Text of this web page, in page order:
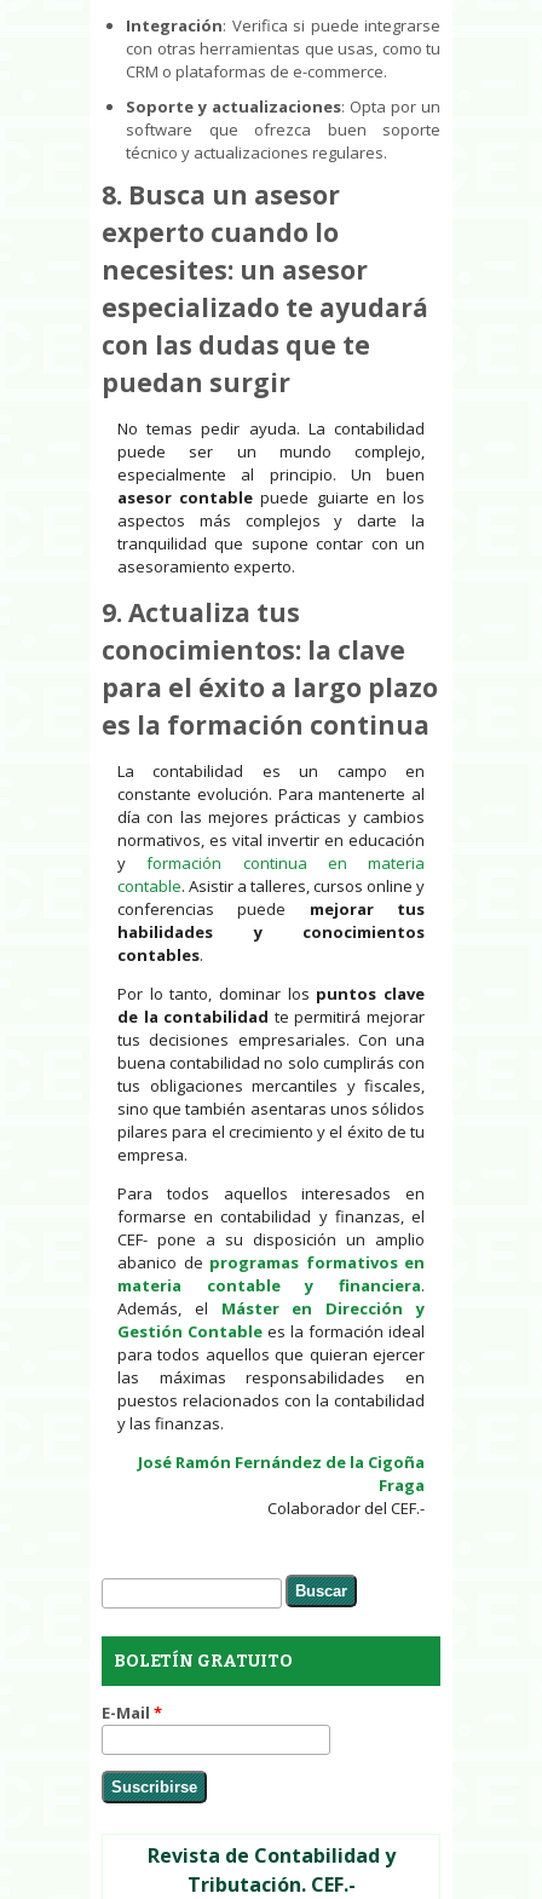
Integración: Verifica si puede integrarse
con otras herramientas que usas, como tu
CRM o plataformas de e-commerce.
Soporte y actualizaciones: Opta por un
software que ofrezca buen soporte
técnico y actualizaciones regulares.
8. Busca un asesor
experto cuando lo
necesites: un asesor
especializado te ayudará
con las dudas que te
puedan surgir
No temas pedir ayuda. La contabilidad
puede ser un mundo complejo,
especialmente al principio. Un buen
asesor contable puede guiarte en los
aspectos más complejos y darte la
tranquilidad que supone contar con un
asesoramiento experto.
9. Actualiza tus
conocimientos: la clave
para el éxito a largo plazo
es la formación continua
La contabilidad es un campo en
constante evolución. Para mantenerte al
día con las mejores prácticas y cambios
normativos, es vital invertir en educación
yformación continua en materia
contable. Asistir a talleres, cursos online y
conferencias puede mejorar tus
habilidades y conocimientos
contables.
Por lo tanto, dominar los puntos clave
de la contabilidad te permitirá mejorar
tus decisiones empresariales. Con una
buena contabilidad no solo cumplirás con
tus obligaciones mercantiles y fiscales,
sino que también asentaras unos sólidos
pilares para el crecimiento y el éxito de tu
empresa.
Para todos aquellos interesados en
formarse en contabilidad y finanzas, el
CEF- pone a su disposición un amplio
abanico de programas formativos en
materia contable y financiera.
Además, el Máster en Dirección y
Gestión Contable es la formación ideal
para todos aquellos que quieran ejercer
las máximas responsabilidades en
puestos relacionados con la contabilidad
y las finanzas.
José Ramón Fernández de la Cigoña
Fraga
Colaborador del CEF.-
Formulario de búsqueda
Buscar
BOLETÍN GRATUITO
E-Mail *
Revista de Contabilidad y
Tributación. CEF.-